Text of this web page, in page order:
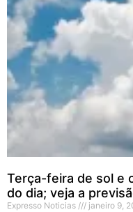
Terça-feira de sol e
do dia; veja a
Expresso Noticias janeiro 9,